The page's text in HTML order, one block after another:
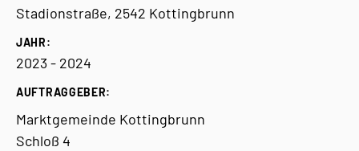
Stadionstraße, 2542 Kottingbrunn
JAHR:
2023 - 2024
AUFTRAGGEBER:
Marktgemeinde Kottingbrunn
Schloß 4